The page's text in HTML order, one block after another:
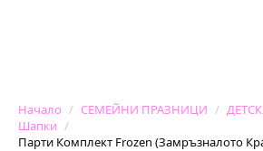
Начало СЕМЕЙНИ ПРАЗНИЦИ
Шапки
Парти Комплект Frozen (Замръзналото